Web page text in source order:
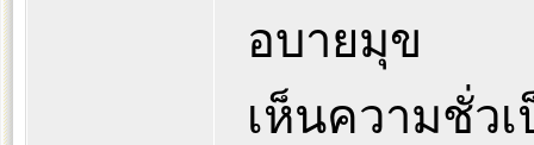
อบายมุข
เห็นความชั่ว